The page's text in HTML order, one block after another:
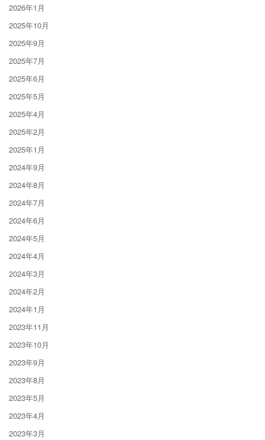
2026年1月
2025年10月
2025年9月
2025年7月
2025年6月
2025年5月
2025年4月
2025年2月
2025年1月
2024年9月
2024年8月
2024年7月
2024年6月
2024年5月
2024年4月
2024年3月
2024年2月
2024年1月
2023年11月
2023年10月
2023年9月
2023年8月
2023年5月
2023年4月
2023年3月